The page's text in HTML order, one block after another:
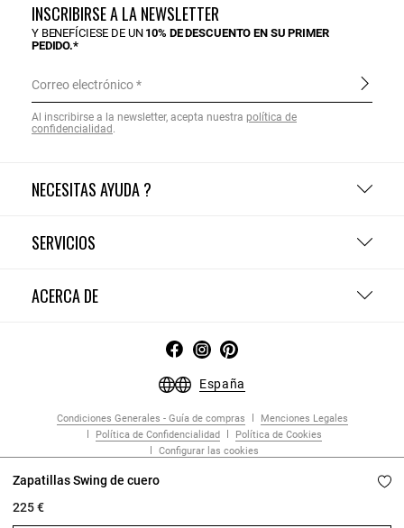
Zapatillas Swing de cuero
225 €
NECESITAS AYUDA ?
SERVICIOS
ACERCA DE
INSCRIBIRSE A LA NEWSLETTER
Y BENEFÍCIESE DE UN 10% DE DESCUENTO EN SU PRIMER
PEDIDO.*
Correo electrónico
Al inscribirse a la newsletter, acepta nuestra política de
confidencialidad.
España
Condiciones Generales - Guía de compras
Menciones Legales
Política de Confidencialidad
Política de Cookies
Configurar las cookies
Copyright © 2026 Claudie Pierlot. Todos los derechos reservados.